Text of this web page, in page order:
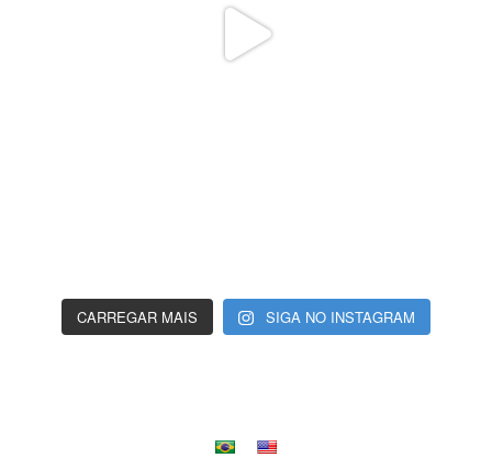
CARREGAR MAIS SIGA NO INSTAGRAM